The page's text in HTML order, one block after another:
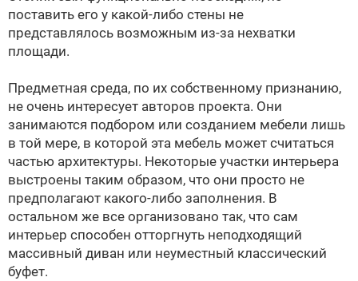
поставить его у какой-либо стены не
представлялось возможным из-за нехватки
площади.
Предметная среда, по их собственному признанию,
не очень интересует авторов проекта. Они
занимаются подбором или созданием мебели лишь
в той мере, в которой эта мебель может считаться
частью архитектуры. Некоторые участки интерьера
выстроены таким образом, что они просто не
предполагают какого-либо заполнения. В
остальном же все организовано так, что сам
интерьер способен отторгнуть неподходящий
массивный диван или неуместный классический
буфет.